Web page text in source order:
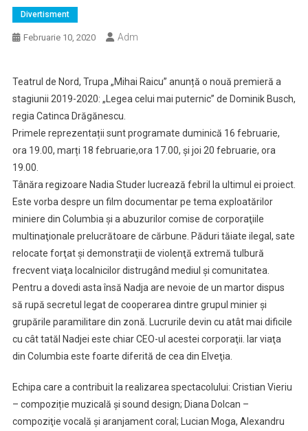
Divertisment
Februarie 10, 2020 Adm
Teatrul de Nord, Trupa „Mihai Raicu” anunță o nouă premieră a
stagiunii 2019-2020: „Legea celui mai puternic” de Dominik Busch,
regia Catinca Drăgănescu.
Primele reprezentații sunt programate duminică 16 februarie,
ora 19.00, marți 18 februarie,ora 17.00, și joi 20 februarie, ora
19.00.
Tânăra regizoare Nadia Studer lucrează febril la ultimul ei proiect.
Este vorba despre un film documentar pe tema exploatărilor
miniere din Columbia şi a abuzurilor comise de corporaţiile
multinaţionale prelucrătoare de cărbune. Păduri tăiate ilegal, sate
relocate forţat şi demonstraţii de violenţă extremă tulbură
frecvent viaţa localnicilor distrugând mediul şi comunitatea.
Pentru a dovedi asta însă Nadja are nevoie de un martor dispus
să rupă secretul legat de cooperarea dintre grupul minier şi
grupările paramilitare din zonă. Lucrurile devin cu atât mai dificile
cu cât tatăl Nadjei este chiar CEO-ul acestei corporaţii. Iar viaţa
din Columbia este foarte diferită de cea din Elveţia.
Echipa care a contribuit la realizarea spectacolului: Cristian Vieriu
– compoziție muzicală și sound design; Diana Dolcan –
compoziţie vocală şi aranjament coral; Lucian Moga, Alexandru